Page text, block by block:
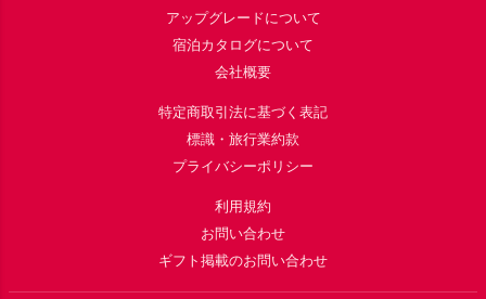
アップグレードについて
宿泊カタログについて
会社概要
特定商取引法に基づく表記
標識・旅行業約款
プライバシーポリシー
利用規約
お問い合わせ
ギフト掲載のお問い合わせ